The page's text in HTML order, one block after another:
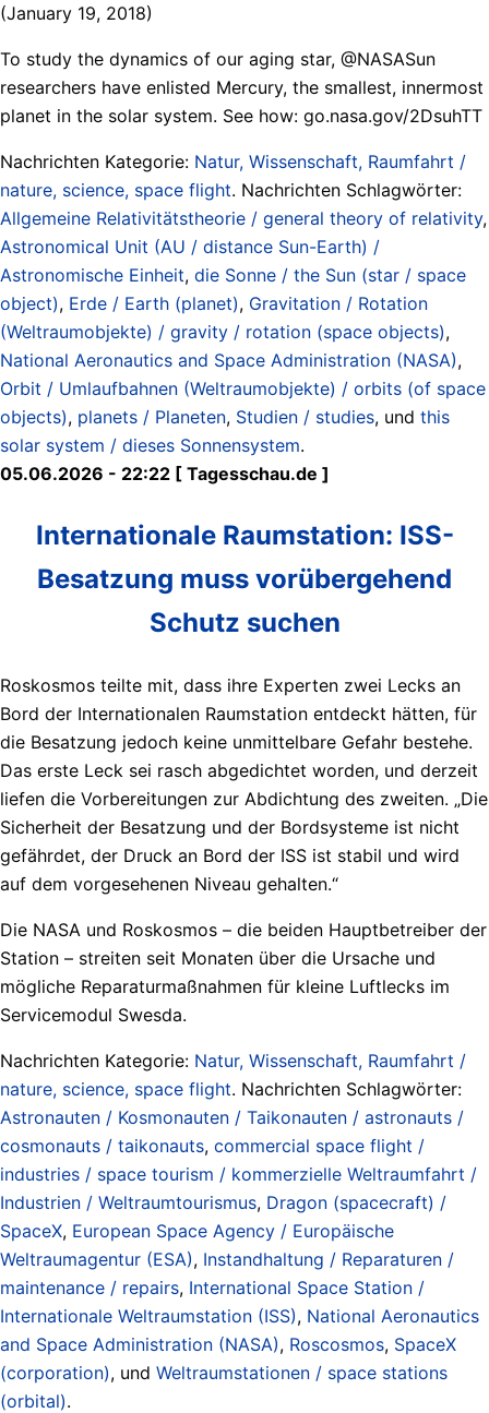
(January 19, 2018)
To study the dynamics of our aging star, @NASASun
researchers have enlisted Mercury, the smallest, innermost
planet in the solar system. See how: go.nasa.gov/2DsuhTT
Nachrichten Kategorie: Natur, Wissenschaft, Raumfahrt /
nature, science, space flight. Nachrichten Schlagwörter:
Allgemeine Relativitätstheorie / general theory of relativity,
Astronomical Unit (AU / distance Sun-Earth) /
Astronomische Einheit, die Sonne / the Sun (star / space
object), Erde / Earth (planet), Gravitation / Rotation
(Weltraumobjekte) / gravity / rotation (space objects),
National Aeronautics and Space Administration (NASA),
Orbit / Umlaufbahnen (Weltraumobjekte) / orbits (of space
objects), planets / Planeten, Studien / studies, und this
solar system / dieses Sonnensystem.
05.06.2026 - 22:22 [ Tagesschau.de ]
Internationale Raumstation: ISS-
Besatzung muss vorübergehend
Schutz suchen
Roskosmos teilte mit, dass ihre Experten zwei Lecks an
Bord der Internationalen Raumstation entdeckt hätten, für
die Besatzung jedoch keine unmittelbare Gefahr bestehe.
Das erste Leck sei rasch abgedichtet worden, und derzeit
liefen die Vorbereitungen zur Abdichtung des zweiten. „Die
Sicherheit der Besatzung und der Bordsysteme ist nicht
gefährdet, der Druck an Bord der ISS ist stabil und wird
auf dem vorgesehenen Niveau gehalten.“
Die NASA und Roskosmos – die beiden Hauptbetreiber der
Station – streiten seit Monaten über die Ursache und
mögliche Reparaturmaßnahmen für kleine Luftlecks im
Servicemodul Swesda.
Nachrichten Kategorie: Natur, Wissenschaft, Raumfahrt /
nature, science, space flight. Nachrichten Schlagwörter:
Astronauten / Kosmonauten / Taikonauten / astronauts /
cosmonauts / taikonauts, commercial space flight /
industries / space tourism / kommerzielle Weltraumfahrt /
Industrien / Weltraumtourismus, Dragon (spacecraft) /
SpaceX, European Space Agency / Europäische
Weltraumagentur (ESA), Instandhaltung / Reparaturen /
maintenance / repairs, International Space Station /
Internationale Weltraumstation (ISS), National Aeronautics
and Space Administration (NASA), Roscosmos, SpaceX
(corporation), und Weltraumstationen / space stations
(orbital).